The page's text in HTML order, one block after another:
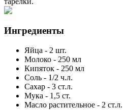
Ингредиенты
Яйца - 2 шт.
Молоко - 250 мл
Кипяток - 250 мл
Соль - 1/2 ч.л.
Сахар - 3 ст.л.
Мука - 1,5 ст.
Масло растительное - 2 ст.л.